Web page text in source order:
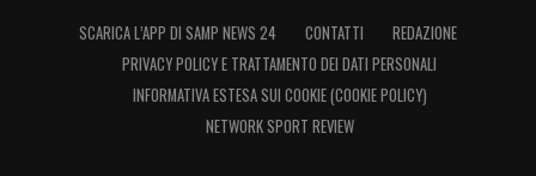
SCARICA L’APP DI SAMP NEWS 24 CONTATTI
REDAZIONE
PRIVACY POLICY E TRATTAMENTO DEI DATI PERSONALI
INFORMATIVA ESTESA SUI COOKIE (COOKIE POLICY)
NETWORK SPORT REVIEW